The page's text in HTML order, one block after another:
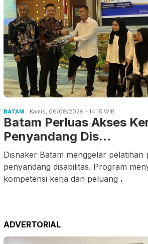
BATAM Kamis, 06/08/2026 - 14:15 WIB
Batam Perluas Akses
Penyandang Dis…
Disnaker Batam menggelar pelatihan
penyandang disabilitas. Program
kompetensi kerja dan peluang .
ADVERTORIAL